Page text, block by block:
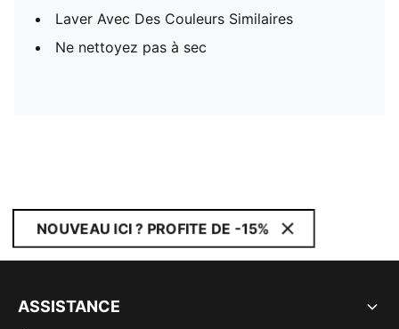
Laver Avec Des Couleurs Similaires
Ne nettoyez pas à sec
NOUVEAU ICI ? PROFITE DE -15%
ASSISTANCE